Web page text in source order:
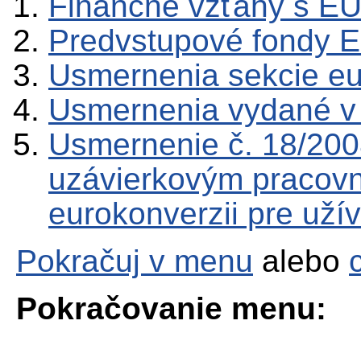
Predvstupové fondy
Usmernenia sekcie
Usmernenia vydané
Usmernenie č. 18/
uzávierkovým
eurokonverzii pre
Pokračuj v menu alebo
Pokračovanie menu: